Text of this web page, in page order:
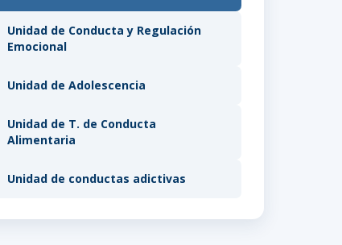
Unidad de Conducta y Regulación
Emocional
Unidad de Adolescencia
Unidad de T. de Conducta
Alimentaria
Unidad de conductas adictivas